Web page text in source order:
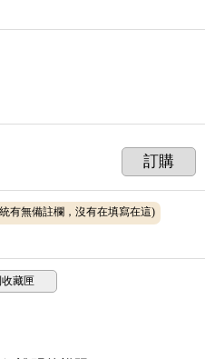
訂購
有無備註欄，沒有在填寫在這)
藏匣